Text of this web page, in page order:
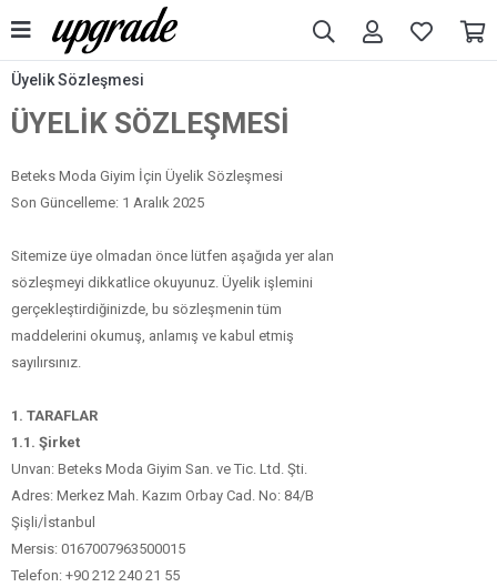
Üyelik Sözleşmesi
ÜYELİK SÖZLEŞMESİ
Beteks Moda Giyim İçin Üyelik Sözleşmesi
Son Güncelleme: 1 Aralık 2025​
Sitemize üye olmadan önce lütfen aşağıda yer alan
sözleşmeyi dikkatlice okuyunuz. Üyelik işlemini
gerçekleştirdiğinizde, bu sözleşmenin tüm
maddelerini okumuş, anlamış ve kabul etmiş
sayılırsınız.
1. TARAFLAR
1.1. Şirket
Unvan: Beteks Moda Giyim San. ve Tic. Ltd. Şti.
Adres: Merkez Mah. Kazım Orbay Cad. No: 84/B
Şişli/İstanbul
Mersis: 0167007963500015
Telefon: +90 212 240 21 55